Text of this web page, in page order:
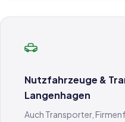
Nutzfahrzeuge &
Langenhagen
Auch Transporter,